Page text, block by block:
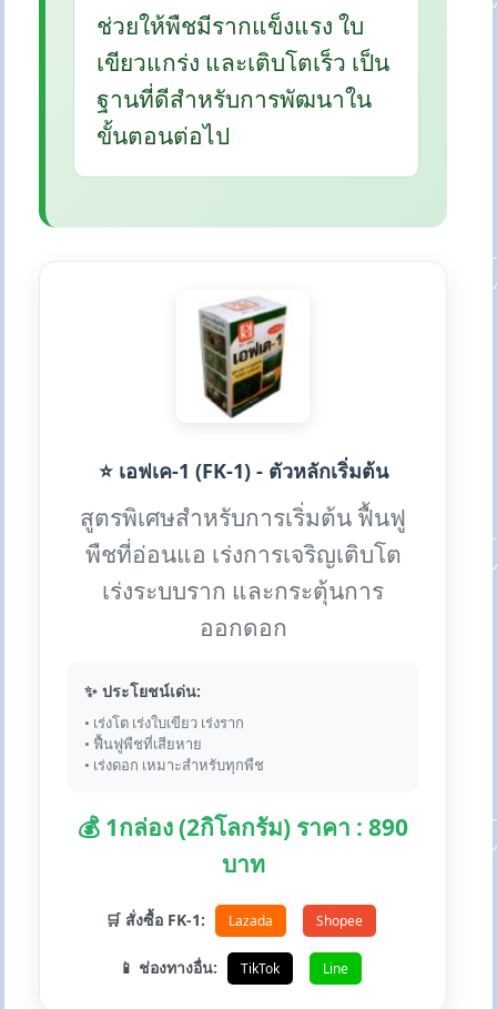
ช่วยให้พืชมีรากแข็งแรง ใบ
เขียวแกร่ง และเติบโตเร็ว เป็น
ฐานที่ดีสำหรับการพัฒนาใน
ขั้นตอนต่อไป
⭐ เอฟเค-1 (FK-1) - ตัวหลักเริ่มต้น
สูตรพิเศษสำหรับการเริ่มต้น ฟื้นฟู
พืชที่อ่อนแอ เร่งการเจริญเติบโต
เร่งระบบราก และกระตุ้นการ
ออกดอก
✨ ประโยชน์เด่น:
• เร่งโต เร่งใบเขียว เร่งราก
• ฟื้นฟูพืชที่เสียหาย
• เร่งดอก เหมาะสำหรับทุกพืช
💰 1กล่อง (2กิโลกรัม) ราคา : 890
บาท
🛒 สั่งซื้อ FK-1: Lazada Shopee
📱 ช่องทางอื่น: TikTok Line